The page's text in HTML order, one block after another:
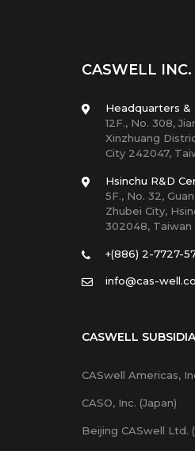
CASWELL INC.
Headquarters &
12F., No. 308,
Xinzhuang
City 242047,
Hsinchu R&D
5F., No. 32,
Zhubei City,
302048, Taiwan
+(886) 2-7727-
info@cas-
CASWELL
CASwell Americas,
CASO, Inc. (Japan)
Beijing CASwell Ltd.